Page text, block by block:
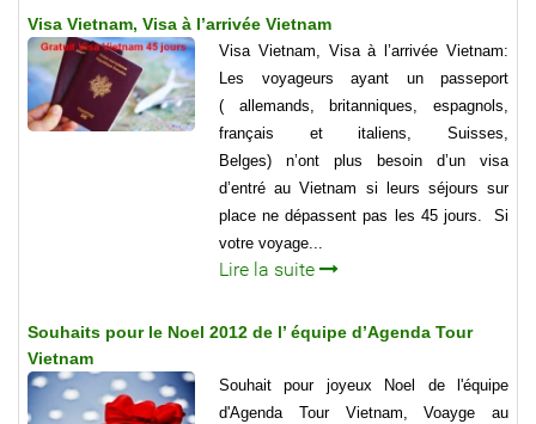
Visa Vietnam, Visa à l’arrivée Vietnam
Visa Vietnam, Visa à l’arrivée Vietnam:
Les voyageurs ayant un passeport
( allemands, britanniques, espagnols,
français et italiens, Suisses,
Belges) n’ont plus besoin d’un visa
d’entré au Vietnam si leurs séjours sur
place ne dépassent pas les 45 jours. Si
votre voyage...
Lire la suite
Souhaits pour le Noel 2012 de l’ équipe d’Agenda Tour
Vietnam
Souhait pour joyeux Noel de l'équipe
d'Agenda Tour Vietnam, Voayge au